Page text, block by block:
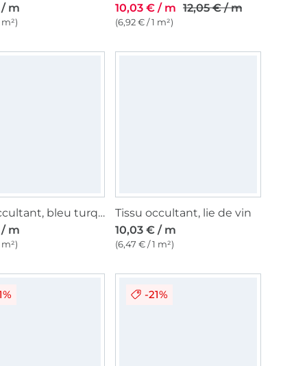
/ m
m²)
10,03 € / m 12,05 € / m
(6,92 € / 1 m²)
Tissu occultant, bleu turquoise
/ m
m²)
Tissu occultant, lie de vin
10,03 € / m
(6,47 € / 1 m²)
-21%